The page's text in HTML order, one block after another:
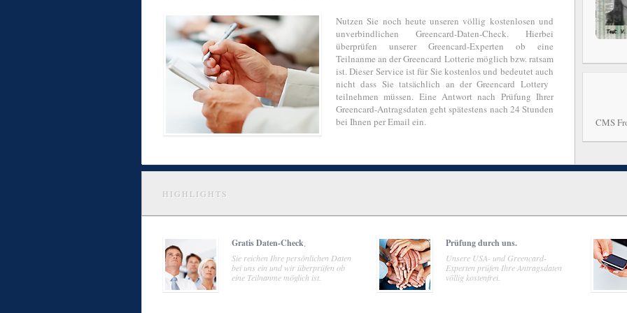
Nutzen Sie noch heute unseren völlig kostenlosen und
unverbindlichen Greencard-Daten-Check. Hierbei
überprüfen unserer Greencard-Experten ob eine
Teilnanme an der Greencard Lotterie möglich bzw. ratsam
ist. Dieser Service ist für Sie kostenlos und bedeutet auch
nicht dass Sie tatsächlich an der Greencard Lottery
teilnehmen müssen. Eine Antwort nach Prüfung Ihrer
Greencard-Antragsdaten geht spätestens nach 24 Stunden
bei Ihnen per Email ein.
CMS
HIGHLIGHTS
Gratis Daten-Check.
Sie reichen Ihre persönlichen Daten
bei uns ein und wir überprüfen ob
eine Teilnanme möglich ist.
Prüfung durch uns.
Unsere USA- und Greencard-
Experten prüfen Ihre Antragsdaten
völlig kostenfrei.